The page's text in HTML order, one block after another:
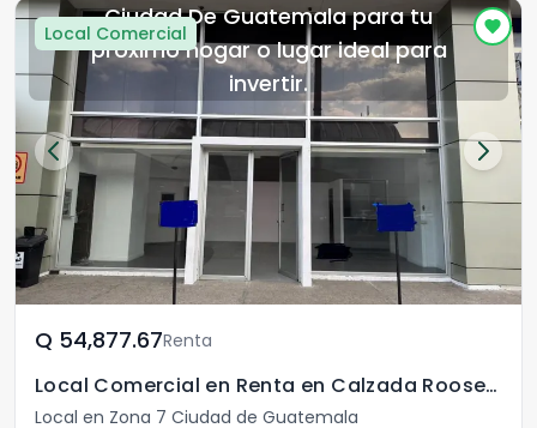
Ciudad De Guatemala para tu
próximo hogar o lugar ideal para
invertir.
Local Comercial
Q	54,877.67Renta
Local Comercial en Renta en Calzada Roosevelt zona 7
Local en Zona 7 Ciudad de Guatemala